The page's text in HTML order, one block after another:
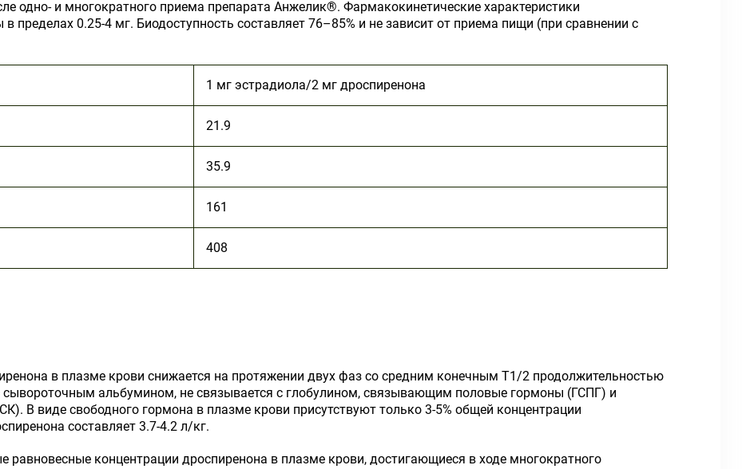
одно- и многократного приема препарата Анжелик®. Фармакокинетические характеристики
пределах 0.25-4 мг. Биодоступность составляет 76–85% и не зависит от приема пищи (при сравнении с
1 мг эстрадиола/2 мг дроспиренона
21.9
35.9
161
408
в плазме крови снижается на протяжении двух фаз со средним конечным T1/2 продолжительностью
сывороточным альбумином, не связывается с глобулином, связывающим половые гормоны (ГСПГ) и
В виде свободного гормона в плазме крови присутствуют только 3-5% общей концентрации
составляет 3.7-4.2 л/кг.
концентрации дроспиренона в плазме крови, достигающиеся в ходе многократного